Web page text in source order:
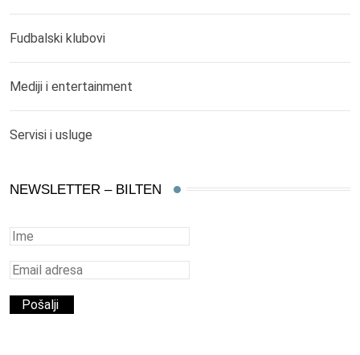
Fudbalski klubovi
Mediji i entertainment
Servisi i usluge
NEWSLETTER – BILTEN